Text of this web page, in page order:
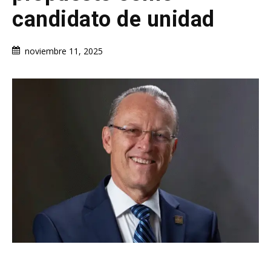
candidato de unidad
noviembre 11, 2025